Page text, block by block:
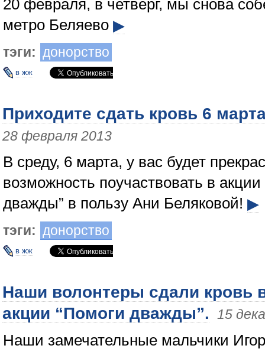
20 февраля, в четверг, мы снова
метро Беляево ▶
тэги: донорство
в жж
Приходите сдать кровь 6
28 февраля 2013
В среду, 6 марта, у вас будет
возможность поучаствовать в
дважды” в пользу Ани Беляковой! ▶
тэги: донорство
в жж
Наши волонтеры сдали кровь
акции “Помоги дважды”.
15
Наши замечательные мальчики